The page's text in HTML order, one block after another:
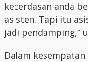
kecerdasan anda
asisten. Tapi itu
jadi pendamping,”
Dalam